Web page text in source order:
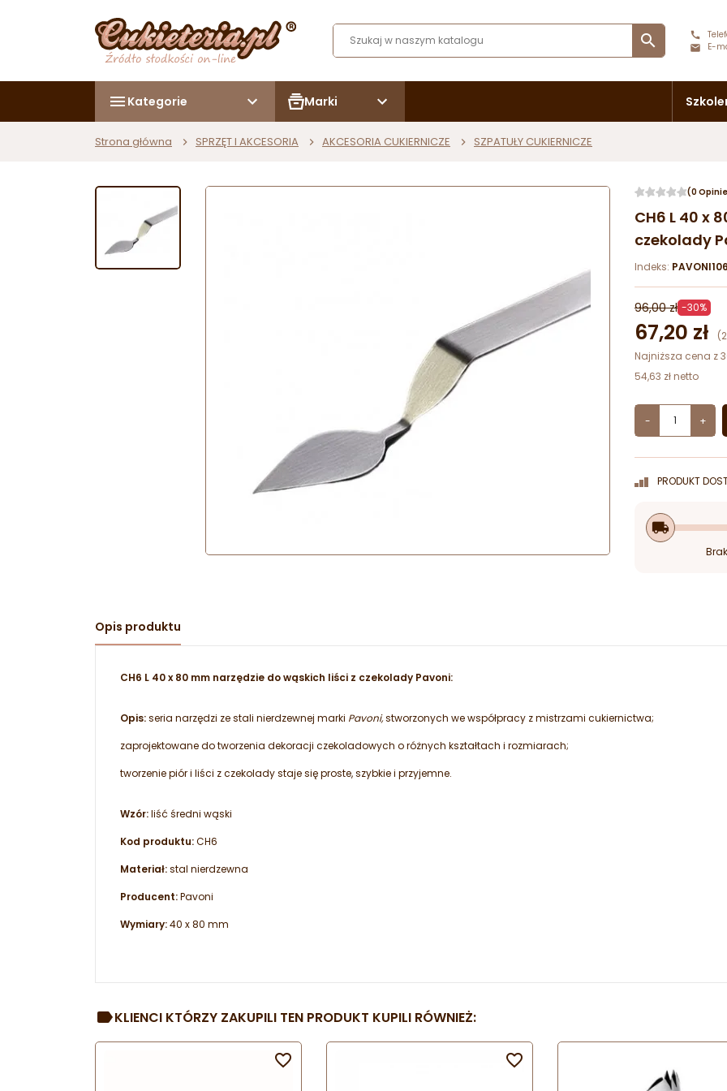

E-
Kategorie Marki
Strona główna SPRZĘT I AKCESORIA AKCESORIA CUKIERNICZE SZPATUŁY CUKIERNICZE
(0
CH6 L 40 x
czekolady
Indeks:
96,00 zł -30%
67,20 zł
Najniższa cena z
54,63 zł netto
- +
PRODUKT
local_shipping
Opis produktu
CH6 L 40 x 80 mm narzędzie do wąskich liści z czekolady Pavoni:
Opis:seria narzędzi ze stali nierdzewnej marki Pavoni,stworzonych we współpracy z mistrzami cukiernictwa;
zaprojektowane do tworzenia dekoracji czekoladowych o różnych kształtach i rozmiarach;
tworzenie piór i liści z czekolady staje się proste, szybkie i przyjemne.
Wzór:liść średni wąski
Kod produktu:CH6
Materiał:stal nierdzewna
Producent:Pavoni
Wymiary:40 x 80 mm
KLIENCI KTÓRZY ZAKUPILI TEN PRODUKT KUPILI RÓWNIEŻ:
 